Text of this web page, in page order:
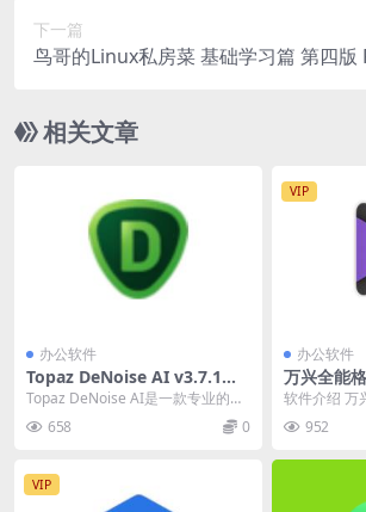
下一篇
鸟哥的Linux私房菜 基础学习篇 第四版
相关文章
办公软件
Topaz DeNoise AI v3.7.1便
携版
Topaz DeNoise AI是一款专业的人
工智能图像降噪软件，得益于AI人
工...658 0
VIP
办公软件
万兴全能
18解锁会
软件介绍 万
叫万兴优转
转换解决方
952
VIP